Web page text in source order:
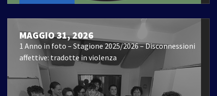
MAGGIO 31, 2026
1 Anno in foto – Stagione 2025/2026 – Disconnessioni
affettive: tradotte in violenza